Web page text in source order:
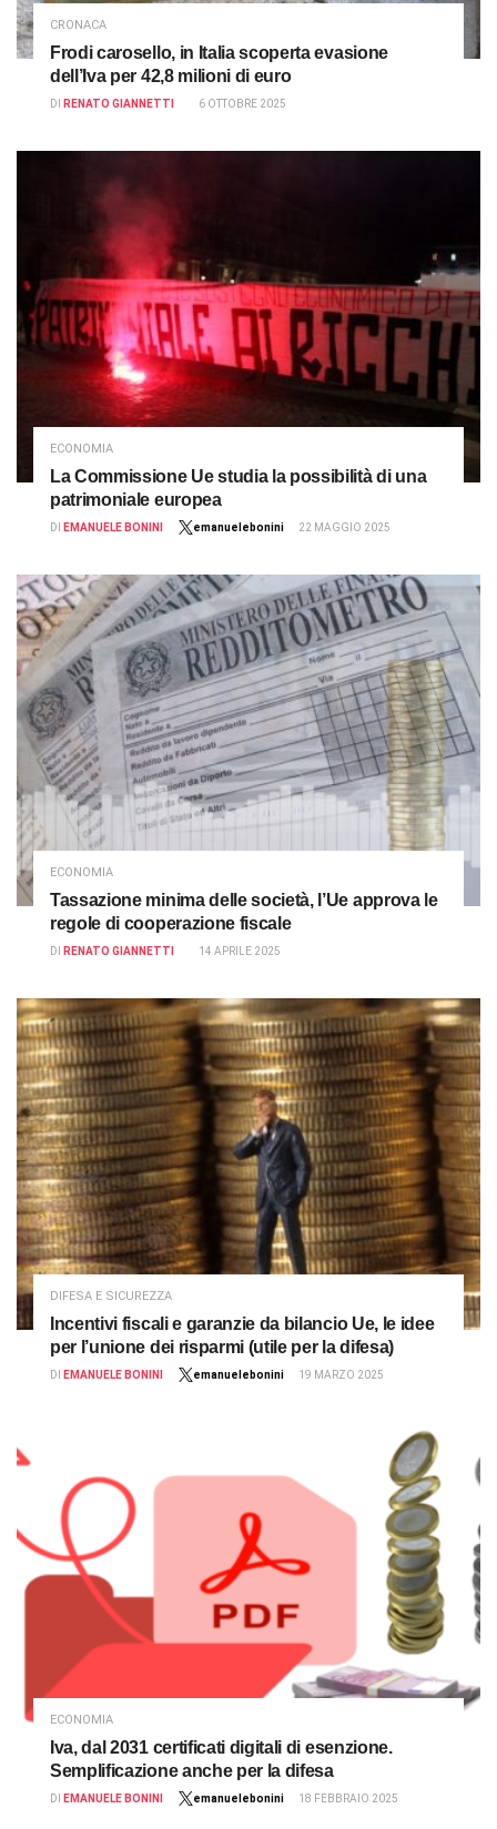
CRONACA
Frodi carosello, in Italia scoperta evasione
dell’Iva per 42,8 milioni di euro
DI RENATO GIANNETTI 6 OTTOBRE 2025
ECONOMIA
La Commissione Ue studia la possibilità di una
patrimoniale europea
DI EMANUELE BONINI emanuelebonini 22 MAGGIO 2025
ECONOMIA
Tassazione minima delle società, l’Ue approva le
regole di cooperazione fiscale
DI RENATO GIANNETTI 14 APRILE 2025
DIFESA E SICUREZZA
Incentivi fiscali e garanzie da bilancio Ue, le idee
per l’unione dei risparmi (utile per la difesa)
DI EMANUELE BONINI emanuelebonini 19 MARZO 2025
ECONOMIA
Iva, dal 2031 certificati digitali di esenzione.
Semplificazione anche per la difesa
DI EMANUELE BONINI emanuelebonini 18 FEBBRAIO 2025